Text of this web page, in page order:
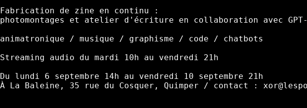
Fabrication de zine en continu :
photomontages et atelier d'écriture en collaboration avec
animatronique / musique / graphisme / code / chatbots
Streaming audio du mardi 10h au vendredi 21h
Du lundi 6 septembre 14h au vendredi 10 septembre 21h